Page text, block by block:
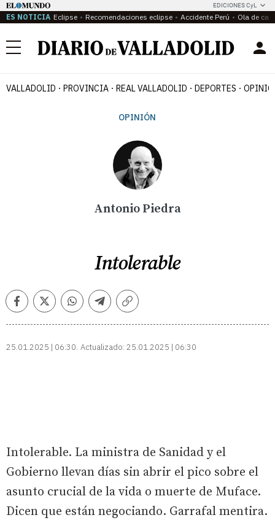
EDICIONES CyL
ES NOTICIA Eclipse Recomendaciones eclipse Accidente Perú Ola de
Menú
VALLADOLID PROVINCIA REAL VALLADOLID DEPORTES
OPINIÓN
Antonio Piedra
Intolerable
FacebookTwitterWhatsappTelegramCopiar
25.01.2025 | 06:30 Actualizado: 25.01.2025 | 06:30
Intolerable. La ministra de Sanidad y el
Gobierno llevan días sin abrir el pico sobre el
asunto crucial de la vida o muerte de Muface.
Dicen que están negociando. Garrafal mentira.